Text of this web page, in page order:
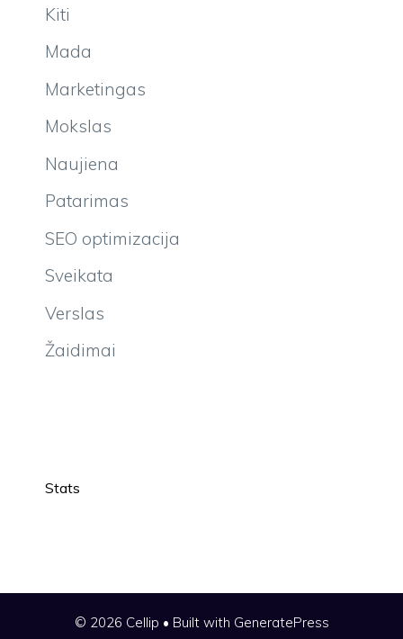
Kiti
Mada
Marketingas
Mokslas
Naujiena
Patarimas
SEO optimizacija
Sveikata
Verslas
Žaidimai
Stats
© 2026 Cellip • Built with GeneratePress